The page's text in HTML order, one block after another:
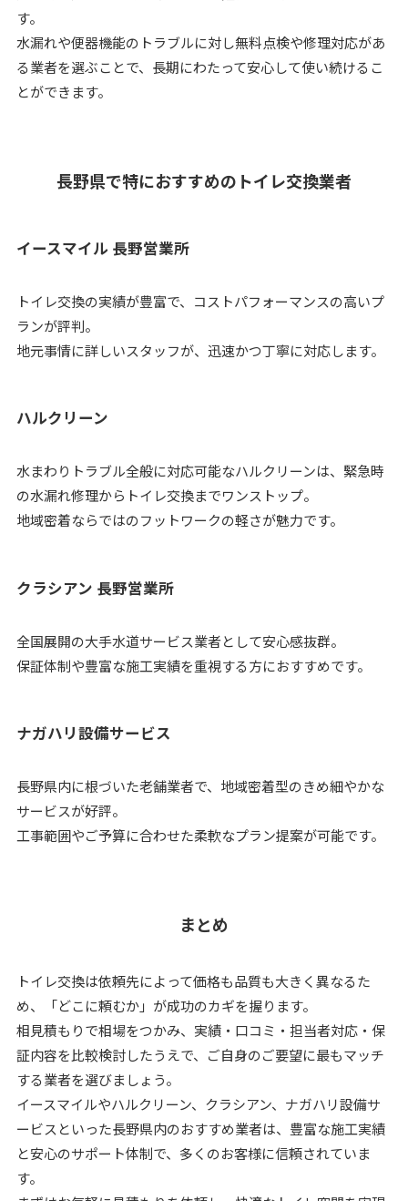
す。
水漏れや便器機能のトラブルに対し無料点検や修理対応があ
る業者を選ぶことで、長期にわたって安心して使い続けるこ
とができます。
長野県で特におすすめのトイレ交換業者
イースマイル 長野営業所
トイレ交換の実績が豊富で、コストパフォーマンスの高いプ
ランが評判。
地元事情に詳しいスタッフが、迅速かつ丁寧に対応します。
ハルクリーン
水まわりトラブル全般に対応可能なハルクリーンは、緊急時
の水漏れ修理からトイレ交換までワンストップ。
地域密着ならではのフットワークの軽さが魅力です。
クラシアン 長野営業所
全国展開の大手水道サービス業者として安心感抜群。
保証体制や豊富な施工実績を重視する方におすすめです。
ナガハリ設備サービス
長野県内に根づいた老舗業者で、地域密着型のきめ細やかな
サービスが好評。
工事範囲やご予算に合わせた柔軟なプラン提案が可能です。
まとめ
トイレ交換は依頼先によって価格も品質も大きく異なるた
め、「どこに頼むか」が成功のカギを握ります。
相見積もりで相場をつかみ、実績・口コミ・担当者対応・保
証内容を比較検討したうえで、ご自身のご要望に最もマッチ
する業者を選びましょう。
イースマイルやハルクリーン、クラシアン、ナガハリ設備サ
ービスといった長野県内のおすすめ業者は、豊富な施工実績
と安心のサポート体制で、多くのお客様に信頼されていま
す。